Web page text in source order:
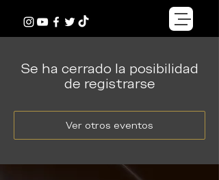
Se ha cerrado la posibilidad
de registrarse
Ver otros eventos